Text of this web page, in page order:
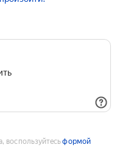
воспользуйтесьформой